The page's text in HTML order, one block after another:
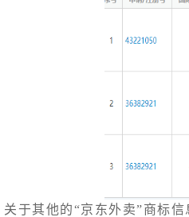
关于其他的“京东外卖”商标